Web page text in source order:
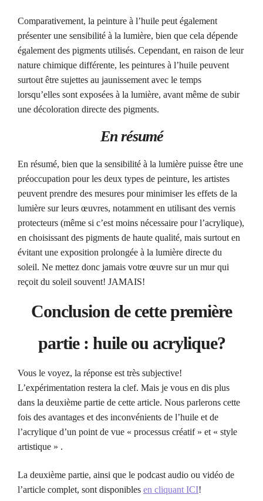
Comparativement, la peinture à l’huile peut également
présenter une sensibilité à la lumière, bien que cela dépende
également des pigments utilisés. Cependant, en raison de leur
nature chimique différente, les peintures à l’huile peuvent
surtout être sujettes au jaunissement avec le temps
lorsqu’elles sont exposées à la lumière, avant même de subir
une décoloration directe des pigments.
En résumé
En résumé, bien que la sensibilité à la lumière puisse être une
préoccupation pour les deux types de peinture, les artistes
peuvent prendre des mesures pour minimiser les effets de la
lumière sur leurs œuvres, notamment en utilisant des vernis
protecteurs (même si c’est moins nécessaire pour l’acrylique),
en choisissant des pigments de haute qualité, mais surtout en
évitant une exposition prolongée à la lumière directe du
soleil. Ne mettez donc jamais votre œuvre sur un mur qui
reçoit du soleil souvent! JAMAIS!
Conclusion de cette première
partie : huile ou acrylique?
Vous le voyez, la réponse est très subjective!
L’expérimentation restera la clef. Mais je vous en dis plus
dans la deuxième partie de cette article. Nous parlerons cette
fois des avantages et des inconvénients de l’huile et de
l’acrylique d’un point de vue « processus créatif » et « style
artistique » .
La deuxième partie, ainsi que le podcast audio ou vidéo de
l’article complet, sont disponibles en cliquant ICI!